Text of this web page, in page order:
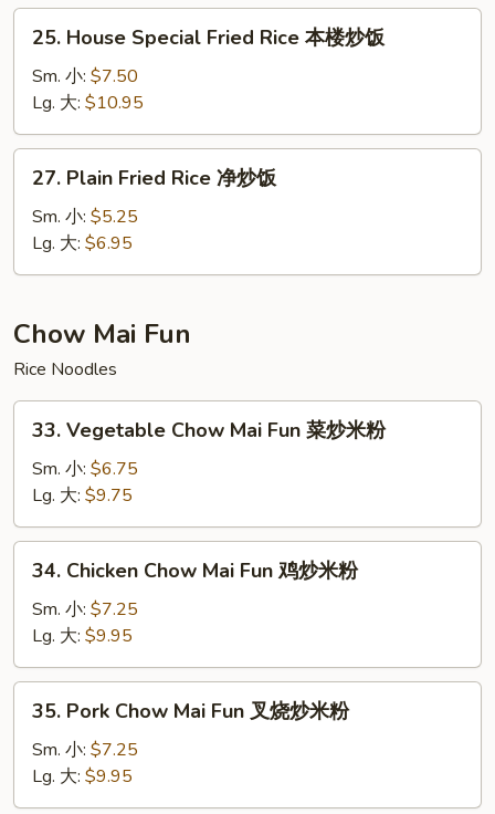
炒
House
Special
Fried
Rice
本
25. House Special Fried Rice 本楼炒饭
Sm. 小: $7.50
Lg. 大: $10.95
Plain
Fried
Rice
净
饭
27. Plain Fried Rice 净炒饭
Sm. 小: $5.25
Lg. 大: $6.95
Chow Mai Fun
Rice Noodles
Vegetable
Chow
Mai
Fun
菜
33. Vegetable Chow Mai Fun 菜炒米粉
Sm. 小: $6.75
Lg. 大: $9.75
Chicken
Chow
Mai
Fun
鸡
34. Chicken Chow Mai Fun 鸡炒米粉
Sm. 小: $7.25
Lg. 大: $9.95
Pork
Chow
Mai
Fun
35. Pork Chow Mai Fun 叉烧炒米粉
Sm. 小: $7.25
Lg. 大: $9.95